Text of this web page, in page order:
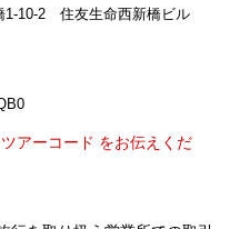
1-10-2 住友生命西新橋ビル
アーコード をお伝えくだ